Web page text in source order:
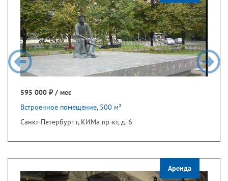
595 000 ₽ / мес
Встроенное помещение, 500 м²
Санкт-Петербург г, КИМа пр-кт, д. 6
Аренда